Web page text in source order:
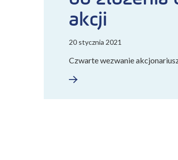
akcji
20 stycznia 2021
Czwarte wezwanie